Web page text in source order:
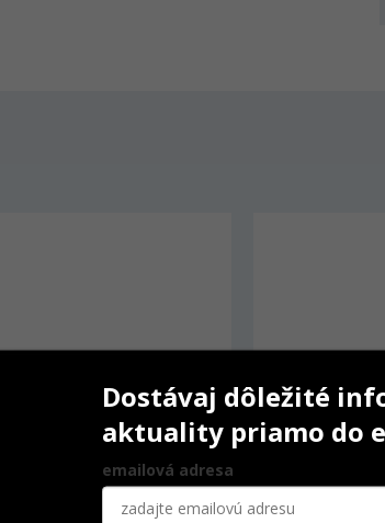
Dostávaj dôležité
aktuality priamo do
emailová adresa